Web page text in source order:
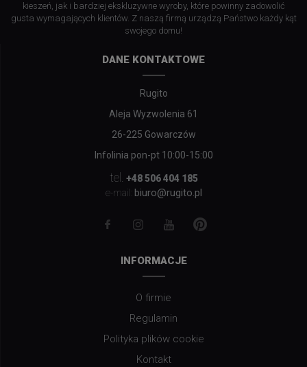
kieszeń, jak i bardziej ekskluzywne wyroby, które powinny zadowolić
gusta wymagających klientów. Z naszą firmą urządzą Państwo każdy kąt
swojego domu!
DANE KONTAKTOWE
Rugito
Aleja Wyzwolenia 61
26-225 Gowarczów
Infolinia pon-pt 10:00-15:00
tel.
+48 506 404 185
e-mail: biuro@rugito.pl
INFORMACJE
O firmie
Regulamin
Polityka plików cookie
Kontakt